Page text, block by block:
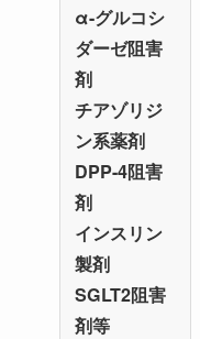
α-グルコシ
ダーゼ阻害
剤
チアゾリジ
ン系薬剤
DPP-4阻害
剤
インスリン
製剤
SGLT2阻害
剤等